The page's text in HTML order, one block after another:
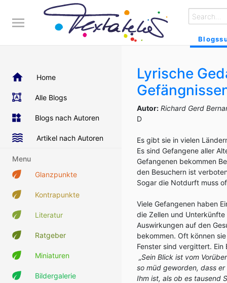
Home
Alle Blogs
Blogs nach Autoren
Artikel nach Autoren
Menu
Glanzpunkte
Kontrapunkte
Literatur
Ratgeber
Miniaturen
Bildergalerie
Lyrische
Autor: Richard Gerd
D
Es gibt sie in vielen
Es sind Gefangene aller
Gefangenen bekommen
den Besuchern ist
Sogar die Notdurft muss
Viele Gefangenen haben
die Zellen und
Auswirkungen auf den
bekommen. Oft können
Fenster sind vergittert.
„Sein Blick ist vom
so müd geworden, dass
Ihm ist, als ob es tausend